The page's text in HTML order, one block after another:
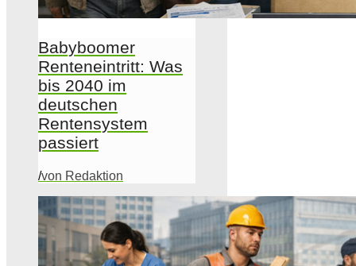
Babyboomer
Renteneintritt: Was
bis 2040 im
deutschen
Rentensystem
passiert
/von Redaktion